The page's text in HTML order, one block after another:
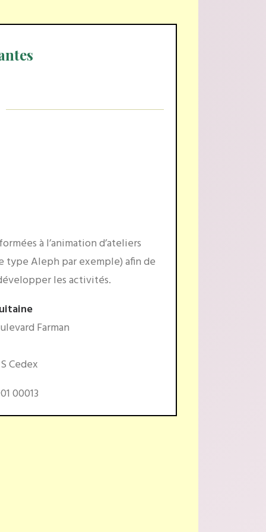
à l’animation d’ateliers
type Aleph par exemple) afin de
les activités.
Farman
Cedex
00013